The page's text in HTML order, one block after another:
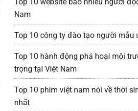
Nam
Top 10 công ty đào tạo người mẫu
Top 10 hành động phá hoại môi
trọng tại Việt Nam
Top 10 phim việt nam nói về thời
nhất